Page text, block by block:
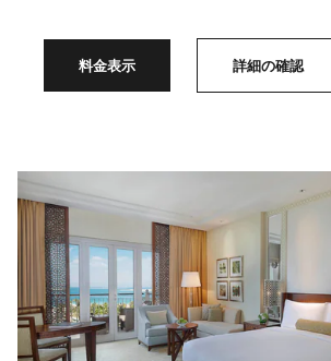
料金表示 詳細の確認